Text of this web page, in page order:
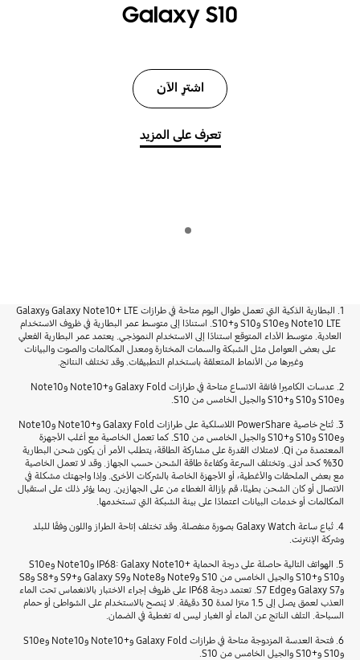
Galaxy S10
اشترِ الآن
تعرف على المزيد
1. البطارية الذكية التي تعمل طوال اليوم متاحة في طرازات Galaxy Note10+ LTE وGalaxy
Note10 LTE وS10e وS10 و+S10. استنادًا إلى متوسط عمر البطارية في ظروف الاستخدام
العادية. متوسط الأداء المتوقع استنادًا إلى الاستخدام النموذجي. يعتمد عمر البطارية الفعلي
على بعض العوامل مثل الشبكة والسمات المختارة ومعدل المكالمات والصوت والبيانات
وغيرها من الأنماط المتعلقة باستخدام التطبيقات. وقد تختلف النتائج.
2. عدسات الكاميرا فائقة الاتساع متاحة في طرازات Galaxy Fold و+Note10 وNote10
وS10e وS10 و+S10 والجيل الخامس من S10.
3. تُتاح خاصية PowerShare اللاسلكية على طرازات Galaxy Fold و+Note10 وNote10
وS10e وS10 و+S10 والجيل الخامس من S10. كما تعمل الخاصية مع أغلب الأجهزة
المعتمدة من Qi. لامتلاك القدرة على مشاركة الطاقة، يتطلب الأمر أن يكون شحن البطارية
30% كحد أدنى. وتختلف السرعة وكفاءة طاقة الشحن حسب الجهاز. وقد لا تعمل الخاصية
مع بعض الملحقات والأغطية، أو الأجهزة الخاصة بالشركات الأخرى. وإذا واجهتك مشكلة في
الاتصال أو كان الشحن بطيئًا، قم بإزالة الغطاء من على الجهازين. ربما يؤثر ذلك على استقبال
المكالمات أو خدمات البيانات اعتمادًا على بيئة الشبكة التي تستخدمها.
4. تُباع ساعة Galaxy Watch بصورة منفصلة. وقد تختلف إتاحة الطراز واللون وفقًا للبلد
وشركة الإنترنت.
5. الهواتف التالية حاصلة على درجة الحماية +IP68: Galaxy Note10 وNote10 وS10e
وS10 و+S10 والجيل الخامس من S10 وNote9 وNote8 وGalaxy S9 و+S9 و+S8 وS8
وGalaxy S7 وS7 Edge. تعتمد درجة IP68 على ظروف إجراء الاختبار بالانغماس تحت الماء
العذب لعمق يصل إلى 1.5 مترًا لمدة 30 دقيقة. لا يُنصح بالاستخدام على الشواطئ أو حمام
السباحة. التلف الناتج عن الماء أو الغبار ليس له تغطية في الضمان.
6. فتحة العدسة المزدوجة متاحة في طرازات Galaxy Fold و+Note10 وNote10 وS10e
وS10 و+S10 والجيل الخامس من S10.